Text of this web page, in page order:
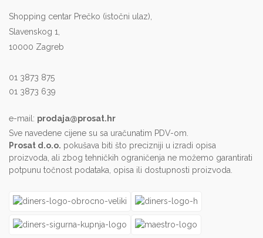
Shopping centar Prečko (istočni ulaz),
Slavenskog 1,
10000 Zagreb
01 3873 875
01 3873 639
e-mail: prodaja@prosat.hr
Sve navedene cijene su sa uračunatim PDV-om.
Prosat d.o.o. pokušava biti što precizniji u izradi opisa
proizvoda, ali zbog tehničkih ograničenja ne možemo garantirati
potpunu točnost podataka, opisa ili dostupnosti proizvoda.